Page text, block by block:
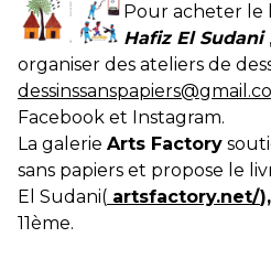
Pour acheter le
Hafiz El Sudani
organiser des ateliers de
Facebook et Instagram.
La galerie Arts Factory
sans papiers et propose le
El Sudani( artsfactory.net/),
11ème.